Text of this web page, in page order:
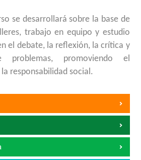
se desarrollará sobre la base de
trabajo en equipo y estudio
el debate, la reflexión, la crítica y
promoviendo el
responsabilidad social.